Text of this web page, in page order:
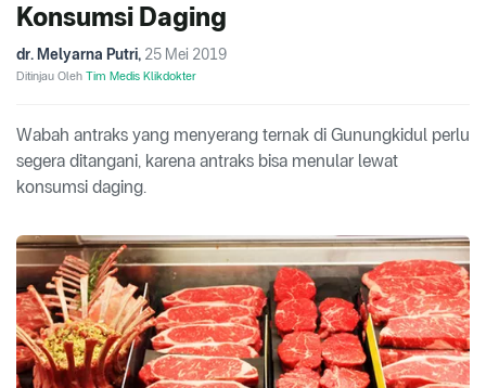
Konsumsi Daging
dr. Melyarna Putri, 25 Mei 2019
Ditinjau Oleh Tim Medis Klikdokter
Wabah antraks yang menyerang ternak di Gunungkidul perlu
segera ditangani, karena antraks bisa menular lewat
konsumsi daging.